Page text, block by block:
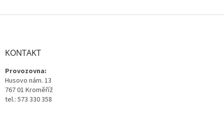
Z
KONTAKT
Provozovna:
Husovo nám. 13
767 01 Kroměříž
tel.: 573 330 358